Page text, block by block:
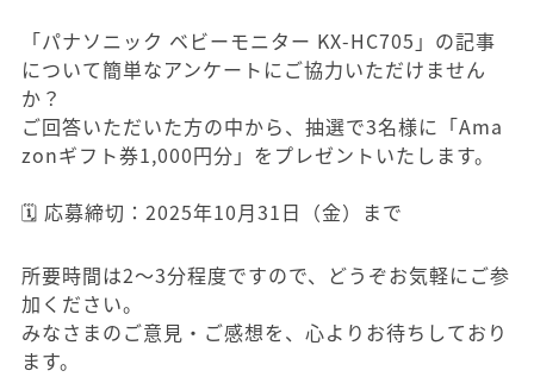
「パナソニック ベビーモニター KX-HC705」の記事
について簡単なアンケートにご協力いただけません
か？
ご回答いただいた方の中から、抽選で3名様に「Ama
zonギフト券1,000円分」をプレゼントいたします。
🗓️ 応募締切：2025年10月31日（金）まで
所要時間は2〜3分程度ですので、どうぞお気軽にご参
加ください。
みなさまのご意見・ご感想を、心よりお待ちしており
ます。